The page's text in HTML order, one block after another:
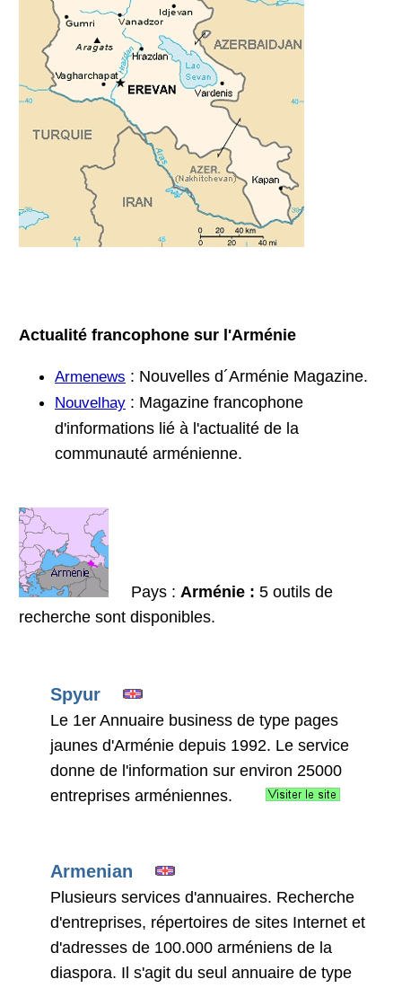
Actualité francophone sur l'Arménie
Armenews : Nouvelles d´Arménie Magazine.
Nouvelhay : Magazine francophone
d'informations lié à l'actualité de la
communauté arménienne.
Pays : Arménie : 5 outils de
recherche sont disponibles.
Spyur
Le 1er Annuaire business de type pages
jaunes d'Arménie depuis 1992. Le service
donne de l'information sur environ 25000
entreprises arméniennes.
Armenian
Plusieurs services d'annuaires. Recherche
d'entreprises, répertoires de sites Internet et
d'adresses de 100.000 arméniens de la
diaspora. Il s'agit du seul annuaire de type